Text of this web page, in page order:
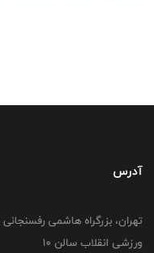
آدرس
تهران، بزرگراه هاشمی
ورزشی انقلاب سالن 10